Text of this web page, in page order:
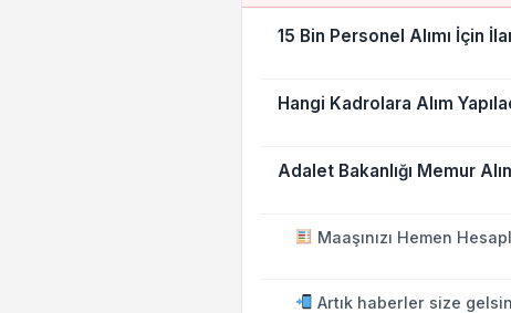
15 Bin Personel Alımı İçin
Hangi Kadrolara Alım
Adalet Bakanlığı Memur
Maaşınızı Hemen
Artık haberler size gelsin